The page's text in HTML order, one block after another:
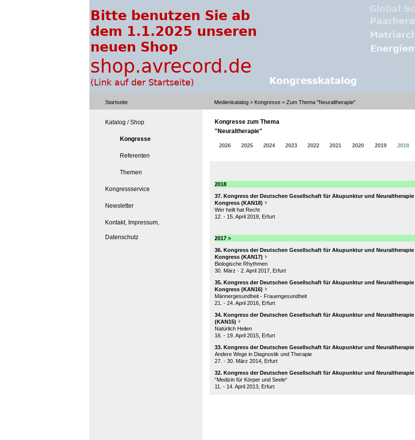
Startseite Medienkatalog > Kongresse > Zum Thema "Neuraltherapie"
Katalog / Shop
Kongresse
Referenten
Themen
Kongressservice
Newsletter
Kontakt, Impressum,
Datenschutz
Kongresse zum Thema
"Neuraltherapie"
2026 2025 2024 2023 2022 2021 2020 2019 2018
2018
37. Kongress der Deutschen Gesellschaft für Akupunktur und Neuraltherapie
Kongress (KAN18)
Wer heilt hat Recht
12. - 15. April 2018, Erfurt
2017 >
36. Kongress der Deutschen Gesellschaft für Akupunktur und Neuraltherapie
Kongress (KAN17)
Biologische Rhythmen
30. März - 2. April 2017, Erfurt
35. Kongress der Deutschen Gesellschaft für Akupunktur und Neuraltherapie
Kongress (KAN16)
Männergesundheit - Frauengesundheit
21. - 24. April 2016, Erfurt
34. Kongress der Deutschen Gesellschaft für Akupunktur und Neuraltherapie
(KAN15)
Natürlich Heilen
16. - 19. April 2015, Erfurt
33. Kongress der Deutschen Gesellschaft für Akupunktur und Neuraltherapie
Andere Wege in Diagnostik und Therapie
27. - 30. März 2014, Erfurt
32. Kongress der Deutschen Gesellschaft für Akupunktur und Neuraltherapie
“Medizin für Körper und Seele“
11. - 14. April 2013, Erfurt